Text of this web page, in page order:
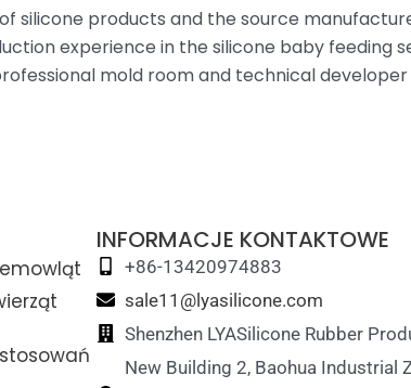
silicone products and the source
experience in the silicone baby feeding
mold room and technical developer
INFORMACJE KONTAKTOWE
+86-13420974883
sale11@lyasilicone.com
Shenzhen LYASilicone Rubber
New Building 2, Baohua Industrial